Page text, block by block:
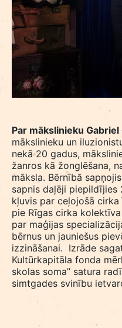
Par mākslinieku Gabriel
mākslinieku un
nekā 20 gadus,
žanros kā žonglēšana,
māksla. Bērnībā
sapnis daļēji piepildījies
kļuvis par ceļojošā
pie Rīgas cirka
par maģijas
bērnus un jauniešus
izzināšanai. Izrāde
Kultūrkapitāla fonda
skolas soma” satura
simtgades svinību